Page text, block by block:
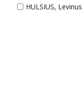
HULSIUS, Levinus